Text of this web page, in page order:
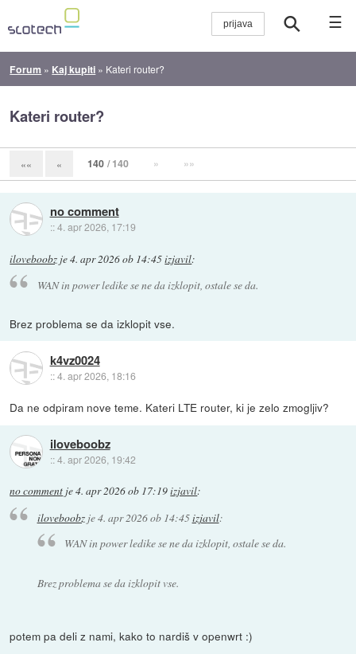
☰
Forum » Kaj kupiti » Kateri router?
Kateri router?
«« « 140 / 140 » »»
no comment
::4. apr 2026, 17:19
iloveboobz je4. apr 2026 ob 14:45izjavil:
WAN in power ledike se ne da izklopit, ostale se da.
Brez problema se da izklopit vse.
k4vz0024
::4. apr 2026, 18:16
Da ne odpiram nove teme. Kateri LTE router, ki je zelo zmogljiv?
iloveboobz
::4. apr 2026, 19:42
no comment je4. apr 2026 ob 17:19izjavil:
iloveboobzje4. apr 2026 ob 14:45izjavil:
WAN in power ledike se ne da izklopit, ostale se da.
Brez problema se da izklopit vse.
potem pa deli z nami, kako to nardiš v openwrt :)